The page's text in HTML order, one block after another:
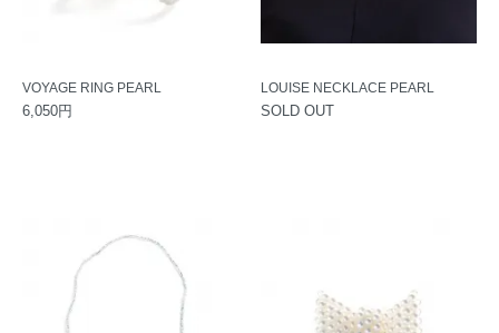
VOYAGE RING PEARL
6,050円
LOUISE NECKLACE PEARL
SOLD OUT